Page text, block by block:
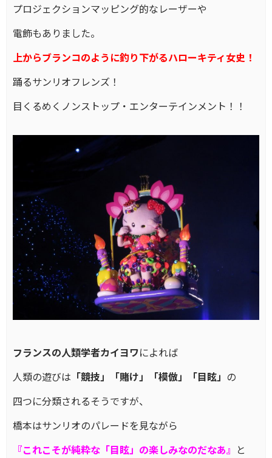
プロジェクションマッピング的なレーザーや
電飾もありました。
上からブランコのように釣り下がるハローキティ女史！
踊るサンリオフレンズ！
目くるめくノンストップ・エンターテインメント！！
フランスの人類学者カイヨワによれば
人類の遊びは 「競技」「賭け」「模倣」「目眩」 の
四つに分類されるそうですが、
橋本はサンリオのパレードを見ながら
『これこそが純粋な「目眩」の楽しみなのだなあ』 と